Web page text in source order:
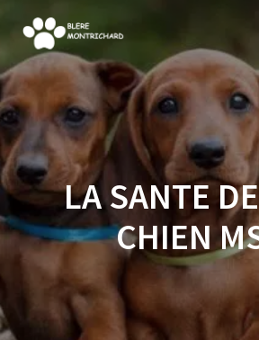
content
LA SANTE
CHIEN